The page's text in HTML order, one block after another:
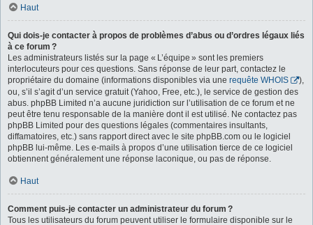
Haut
Qui dois-je contacter à propos de problèmes d’abus ou d’ordres légaux liés
à ce forum ?
Les administrateurs listés sur la page « L’équipe » sont les premiers
interlocuteurs pour ces questions. Sans réponse de leur part, contactez le
propriétaire du domaine (informations disponibles via une requête WHOIS
),
ou, s’il s’agit d’un service gratuit (Yahoo, Free, etc.), le service de gestion des
abus. phpBB Limited n’a aucune juridiction sur l’utilisation de ce forum et ne
peut être tenu responsable de la manière dont il est utilisé. Ne contactez pas
phpBB Limited pour des questions légales (commentaires insultants,
diffamatoires, etc.) sans rapport direct avec le site phpBB.com ou le logiciel
phpBB lui-même. Les e-mails à propos d’une utilisation tierce de ce logiciel
obtiennent généralement une réponse laconique, ou pas de réponse.
Haut
Comment puis-je contacter un administrateur du forum ?
Tous les utilisateurs du forum peuvent utiliser le formulaire disponible sur le